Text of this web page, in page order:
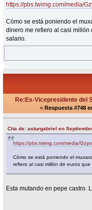
https://pbs.twimg.com/media/
Cómo se está poniendo el
dinero me refiero al casi
salario.
Re:Ex-Vicepresidente del
« Respuesta #748
Cita de: asturgabriel en
https://pbs.twimg.com/media/
Cómo se está poniendo el
refiero al casi millón de euros
Esta mutando en pepe castro.